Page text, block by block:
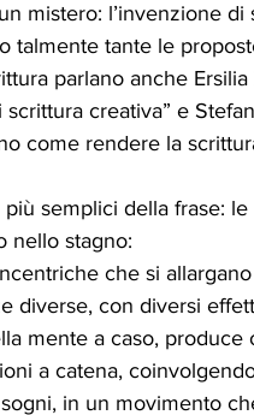
mistero: l’invenzione di
talmente tante le
parlano anche Ersilia
creativa” e
come rendere la
semplici della frase: le
nello stagno:
che si
diverse, con diversi
mente a caso, produce
a catena,
in un movimento